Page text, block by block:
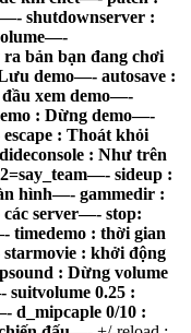
shutdownserver :
bản bạn đang chơi
demo—- autosave :
xem demo—-
: Dừng demo—-
: Thoát khỏi
: Như trên
sideup :
hình—- gammedir :
server—- stop:
timedemo : thời gian
: khởi động
: Dừng volume
0.25 :
d_mipcaple 0/10 :